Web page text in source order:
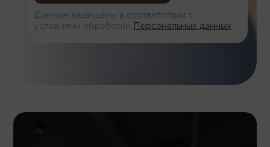
Данные защищены в соответствии с
условиями обработки Персональных данных